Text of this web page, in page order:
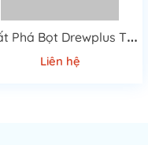
C
hất Phá Bọt Drewplus T-4507A Cao Cấp
Liên hệ